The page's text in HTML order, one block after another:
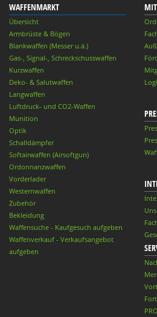
WAFFENMARKT
Übersicht
Armbrüste & Bögen
Blankwaffen (Messer u.ä.)
Gas-, Signal-, Schreckschusswaffen
Kurzwaffen
Deko- & Salutwaffen
Langwaffen
Luftdruck- und CO2-Waffen
Munition
Optik
Schalldämpfer
Softairwaffen (Airsoftgun)
Ordonnanzwaffen
Vorderlader
Westernwaffen
Zubehör
Bekleidung
Waffensuche - Kaufgesuch aufgeben
Waffenverkauf - Verkaufsangebot
aufgeben